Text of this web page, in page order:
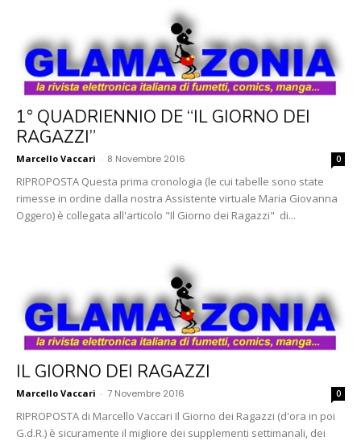
1° QUADRIENNIO DE “IL GIORNO DEI
RAGAZZI”
Marcello Vaccari - 8 Novembre 2016 0
RIPROPOSTA Questa prima cronologia (le cui tabelle sono state
rimesse in ordine dalla nostra Assistente virtuale Maria Giovanna
Oggero) è collegata all'articolo "Il Giorno dei Ragazzi" di...
IL GIORNO DEI RAGAZZI
Marcello Vaccari - 7 Novembre 2016 0
RIPROPOSTA di Marcello Vaccari Il Giorno dei Ragazzi (d'ora in poi
G.d.R.) è sicuramente il migliore dei supplementi settimanali, dei